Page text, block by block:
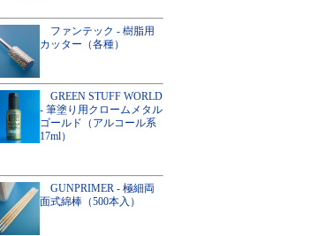
ファンテック - 樹脂用
カッター（各種）
GREEN STUFF WORLD
- 筆塗り用クロームメタル
ゴールド（アルコール系
17ml）
GUNPRIMER - 極細両
面式綿棒（500本入）